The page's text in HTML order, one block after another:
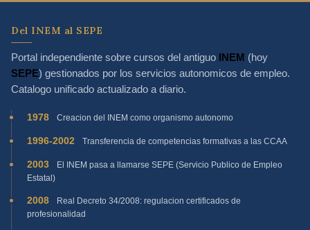
Del INEM al SEPE
Portal independiente sobre cursos del antiguo INEM (hoy
SEPE) gestionados por los servicios autonomicos de empleo.
Catalogo unificado actualizado a diario.
1978 Creacion del INEM como organismo autonomo
1996-2002 Transferencia de competencias formativas a las CCAA
2003
El INEM pasa a llamarse SEPE (Servicio Publico de Empleo
Estatal)
2008
Real Decreto 34/2008: regulacion certificados de
profesionalidad